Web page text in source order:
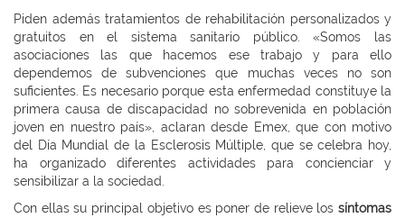
Piden además tratamientos de rehabilitación personalizados y
gratuitos en el sistema sanitario público. «Somos las
asociaciones las que hacemos ese trabajo y para ello
dependemos de subvenciones que muchas veces no son
suficientes. Es necesario porque esta enfermedad constituye la
primera causa de discapacidad no sobrevenida en población
joven en nuestro país», aclaran desde Emex, que con motivo
del Día Mundial de la Esclerosis Múltiple, que se celebra hoy,
ha organizado diferentes actividades para concienciar y
sensibilizar a la sociedad.
Con ellas su principal objetivo es poner de relieve los síntomas